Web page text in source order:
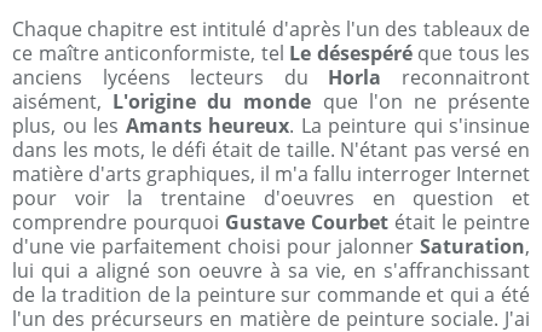
Chaque chapitre est intitulé d'après l'un des tableaux de
ce maître anticonformiste, tel Le désespéréque tous les
anciens lycéens lecteurs du Horla reconnaitront
aisément, L'origine du monde que l'on ne présente
plus, ou les Amants heureux. La peinture qui s'insinue
dans les mots, le défi était de taille. N'étant pas versé en
matière d'arts graphiques, il m'a fallu interroger Internet
pour voir la trentaine d'oeuvres en question et
comprendre pourquoi Gustave Courbet était le peintre
d'une vie parfaitement choisi pour jalonner Saturation,
lui qui a aligné son oeuvre à sa vie, en s'affranchissant
de la tradition de la peinture sur commande et qui a été
l'un des précurseurs en matière de peinture sociale. J'ai